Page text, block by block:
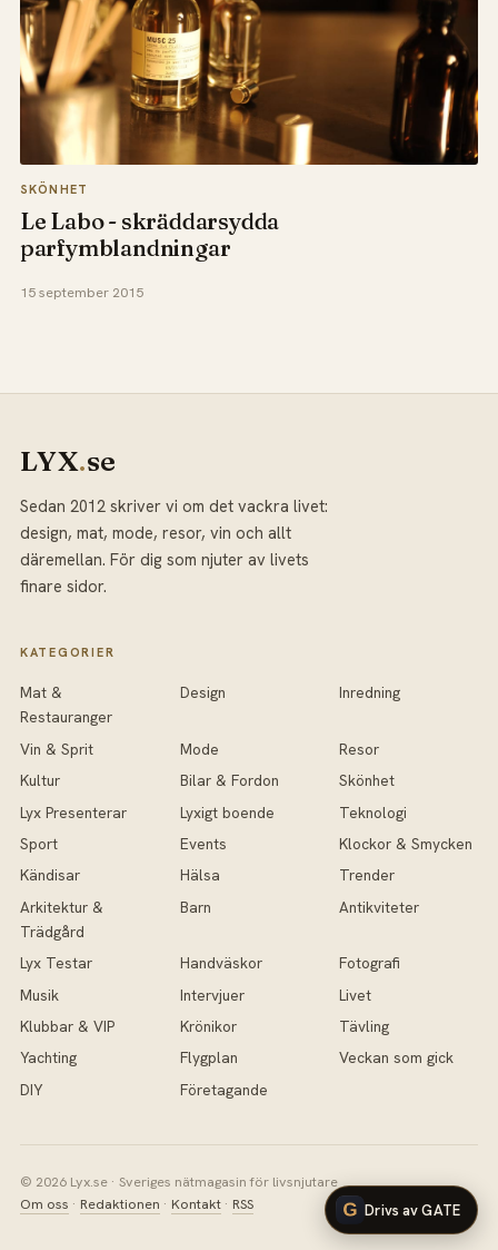
SKÖNHET
Le Labo - skräddarsydda
parfymblandningar
15 september 2015
LYX.se
Sedan 2012 skriver vi om det vackra livet:
design, mat, mode, resor, vin och allt
däremellan. För dig som njuter av livets
finare sidor.
KATEGORIER
Mat &
Restauranger
Design Inredning
Vin & Sprit Mode
Resor
Kultur
Bilar & Fordon
Skönhet
Lyx Presenterar
Lyxigt boende
Teknologi
Sport
Events
Klockor & Smycken
Kändisar
Hälsa
Trender
Arkitektur &
Trädgård
Barn Antikviteter
Lyx Testar Handväskor
Fotografi
Musik
Intervjuer
Livet
Klubbar & VIP
Krönikor
Tävling
Yachting
Flygplan
Veckan som gick
DIY
Företagande
© 2026 Lyx.se · Sveriges nätmagasin för livsnjutare
Om oss · Redaktionen · Kontakt· RSS Drivs av GATE